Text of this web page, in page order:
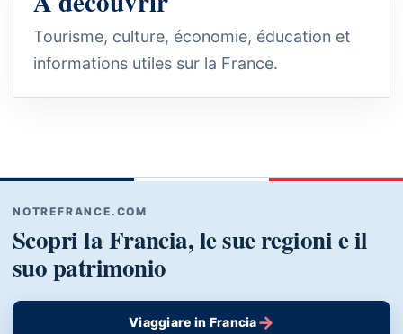
Tourisme, culture, économie, éducation et
informations utiles sur la France.
NOTREFRANCE.COM
Scopri la Francia, le sue regioni e il
suo patrimonio
Viaggiare in Francia→